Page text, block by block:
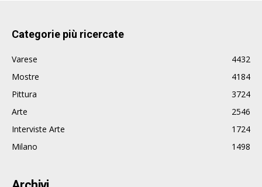
Categorie più ricercate
Varese
4432
Mostre
4184
Pittura
3724
Arte
2546
Interviste Arte
1724
Milano
1498